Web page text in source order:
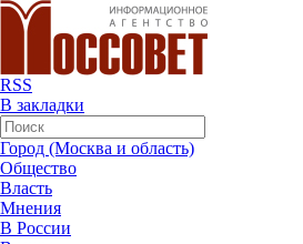
RSS
В закладки
Город (Москва и область)
Общество
Власть
Мнения
В России